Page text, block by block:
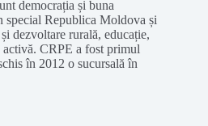
democrația și buna
special Republica Moldova și
dezvoltare rurală, educație,
CRPE a fost primul
în 2012 o sucursală în